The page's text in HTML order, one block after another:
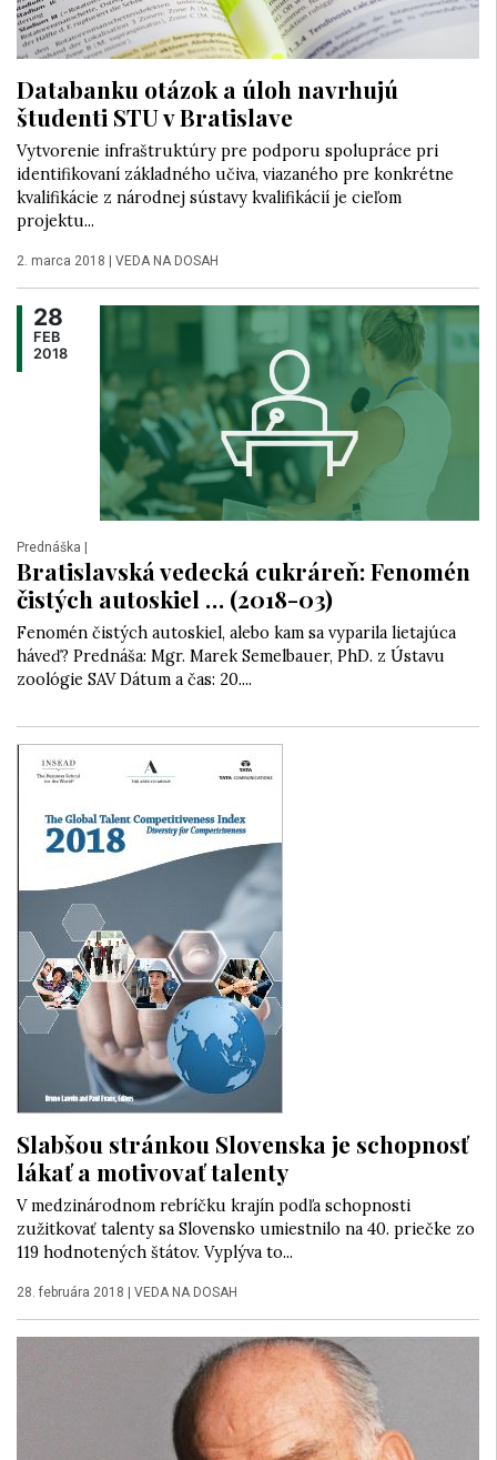
Databanku otázok a úloh navrhujú
študenti STU v Bratislave
Vytvorenie infraštruktúry pre podporu spolupráce pri
identifikovaní základného učiva, viazaného pre konkrétne
kvalifikácie z národnej sústavy kvalifikácií je cieľom
projektu...
2. marca 2018 VEDA NA DOSAH
28
FEB
2018
Prednáška
Bratislavská vedecká cukráreň: Fenomén
čistých autoskiel … (2018-03)
Fenomén čistých autoskiel, alebo kam sa vyparila lietajúca
háveď? Prednáša: Mgr. Marek Semelbauer, PhD. z Ústavu
zoológie SAV Dátum a čas: 20....
Slabšou stránkou Slovenska je schopnosť
lákať a motivovať talenty
V medzinárodnom rebríčku krajín podľa schopnosti
zužitkovať talenty sa Slovensko umiestnilo na 40. priečke zo
119 hodnotených štátov. Vyplýva to...
28. februára 2018 VEDA NA DOSAH